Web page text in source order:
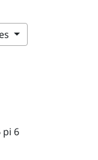
pi 6